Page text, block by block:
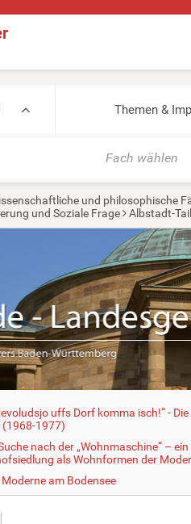
Themen &
Fach wählen
und philosophische
und Soziale Frage Albstadt-
uffs Dorf komma isch!“ -
(1968-1977)
nach der „Wohnmaschine“ –
als Wohnformen der
am Bodensee